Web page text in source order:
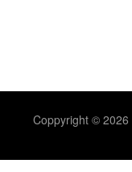
Coppyright © 2026